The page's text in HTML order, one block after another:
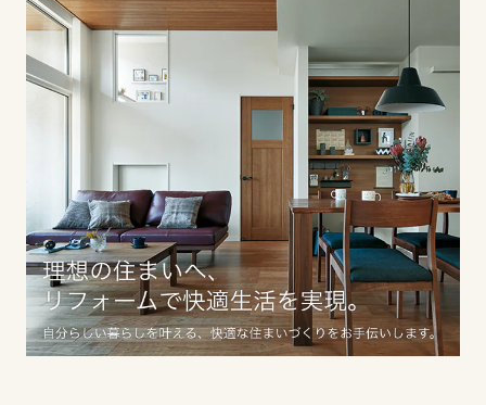
京都府
兵庫県
奈良県
中国・四国エリア